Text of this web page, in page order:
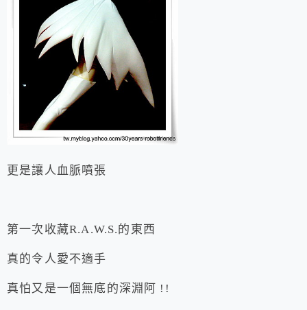
更是讓人血脈噴張
第一次收藏R.A.W.S.的東西
真的令人愛不適手
真怕又是一個無底的深淵阿 !!